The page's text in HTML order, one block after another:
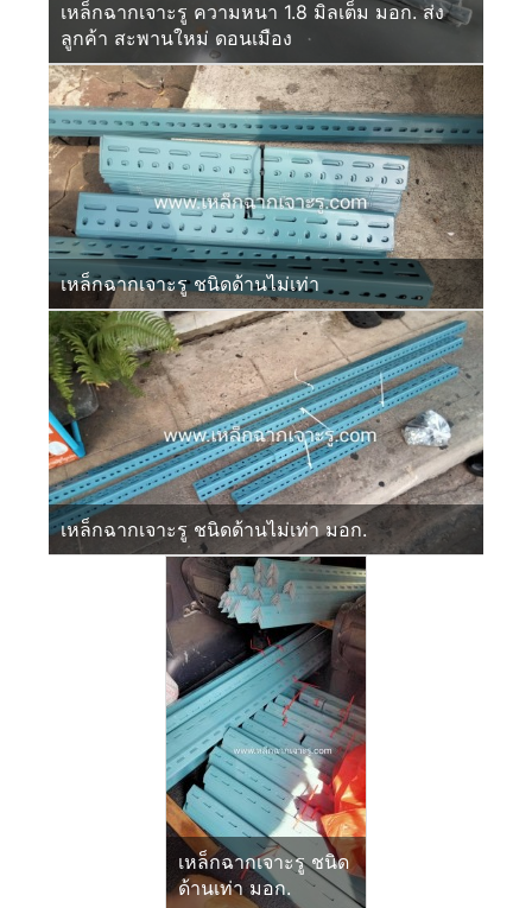
เหล็กฉากเจาะรู ความหนา 1.8 มิลเต็ม มอก. ส่ง
ลูกค้า สะพานใหม่ ดอนเมือง
เหล็กฉากเจาะรู ชนิดด้านไม่เท่า
เหล็กฉากเจาะรู ชนิดด้านไม่เท่า มอก.
เหล็กฉากเจาะรู ชนิด
ด้านเท่า มอก.